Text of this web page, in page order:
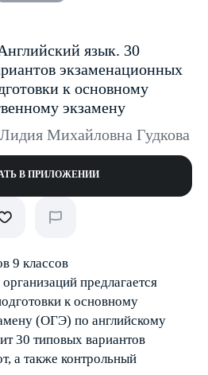
язык. 30
экзаменационных
к основному
экзамену
Лидия Михайловна Гудкова
В ПРИЛОЖЕНИИ
9 классов
предлагается
к основному
(ОГЭ) по английскому
30 типовых вариантов
а также контрольный